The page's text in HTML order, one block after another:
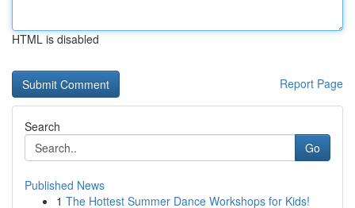
HTML is disabled
Report Page
Search
Go
Published News
1 The Hottest Summer Dance Workshops for Kids!